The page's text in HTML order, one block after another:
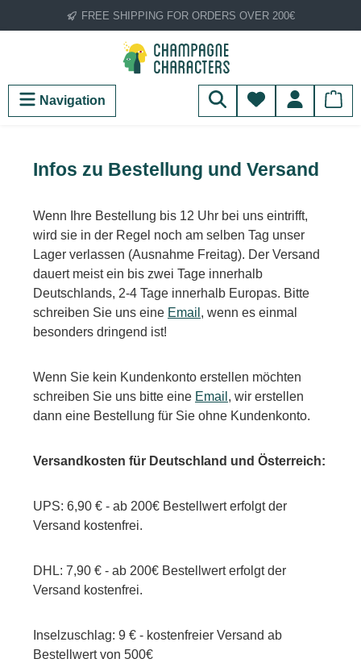
Skip to main contentFREE SHIPPING FOR ORDERS OVER 200€
Navigation You have 0
Infos zu Bestellung und Versand
Wenn Ihre Bestellung bis 12 Uhr bei uns eintrifft,
wird sie in der Regel noch am selben Tag unser
Lager verlassen (Ausnahme Freitag). Der Versand
dauert meist ein bis zwei Tage innerhalb
Deutschlands, 2-4 Tage innerhalb Europas. Bitte
schreiben Sie uns eine Email , wenn es einmal
besonders dringend ist!
Wenn Sie kein Kundenkonto erstellen möchten
schreiben Sie uns bitte eine Email , wir erstellen
dann eine Bestellung für Sie ohne Kundenkonto.
Versandkosten für Deutschland und Österreich:
UPS: 6,90 € - ab 200€ Bestellwert erfolgt der
Versand kostenfrei.
DHL: 7,90 € - ab 200€ Bestellwert erfolgt der
Versand kostenfrei.
Inselzuschlag: 9 € - kostenfreier Versand ab
Bestellwert von 500€